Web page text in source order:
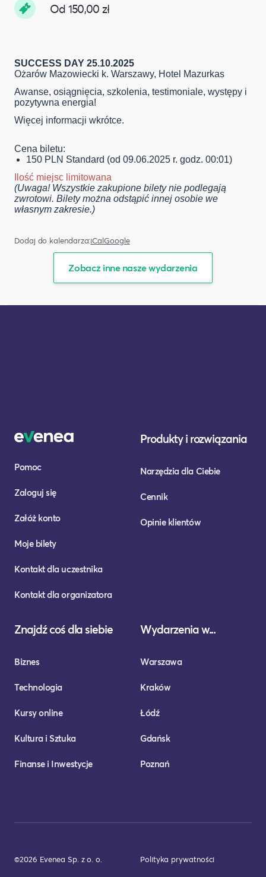
Od 150,00 zł
SUCCESS DAY 25.10.2025
Ożarów Mazowiecki k. Warszawy, Hotel Mazurkas
Awanse, osiągnięcia, szkolenia, testimoniale, występy i
pozytywna energia!
Więcej informacji wkrótce.
Cena biletu:
150 PLN Standard (od 09.06.2025 r. godz. 00:01)
Ilość miejsc limitowana
(Uwaga! Wszystkie zakupione bilety nie podlegają
zwrotowi. Bilety można odstąpić innej osobie we
własnym zakresie.)
Dodaj do kalendarza:iCalGoogle
Zobacz inne nasze wydarzenia
Pomoc
Zaloguj się
Załóż konto
Moje bilety
Kontakt dla uczestnika
Kontakt dla organizatora
Produkty i rozwiązania
Narzędzia dla Ciebie
Cennik
Opinie klientów
Znajdź coś dla siebie
Biznes
Technologia
Kursy online
Kultura i Sztuka
Finanse i Inwestycje
Wydarzenia w...
Warszawa
Kraków
Łódź
Gdańsk
Poznań
©2026 Evenea Sp. z o. o. Polityka prywatności